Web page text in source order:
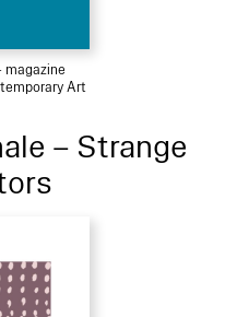
magazine
Art
– Strange